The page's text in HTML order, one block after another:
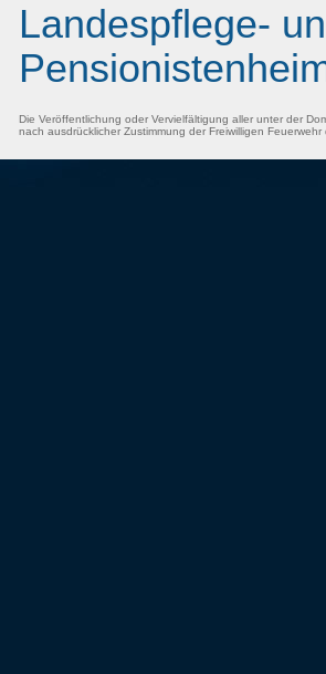
Landespflege-
Die Veröffentlichung oder Vervielfältigung aller unter der
nach ausdrücklicher Zustimmung der Freiwilligen